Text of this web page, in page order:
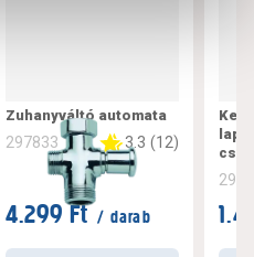
Zuhanyváltó automata
297833 3.3 (12)
4.299 Ft / darab